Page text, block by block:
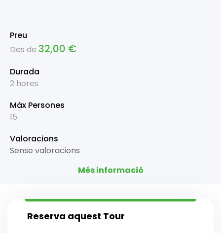
Preu
Des de 32,00 €
Durada
2 hores
Màx Persones
15
Valoracions
Sense valoracions
Més informació
Reserva aquest Tour